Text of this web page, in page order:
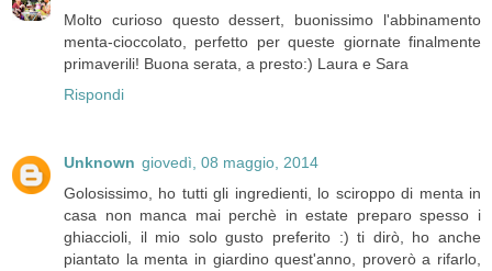
Molto curioso questo dessert, buonissimo l'abbinamento
menta-cioccolato, perfetto per queste giornate finalmente
primaverili! Buona serata, a presto:) Laura e Sara
Rispondi
Unknown giovedì, 08 maggio, 2014
Golosissimo, ho tutti gli ingredienti, lo sciroppo di menta in
casa non manca mai perchè in estate preparo spesso i
ghiaccioli, il mio solo gusto preferito :) ti dirò, ho anche
piantato la menta in giardino quest'anno, proverò a rifarlo,